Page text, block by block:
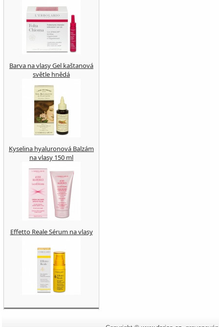
Barva na vlasy Gel kaštanová
světle hnědá
Kyselina hyaluronová Balzám
na vlasy 150 ml
Effetto Reale Sérum na vlasy